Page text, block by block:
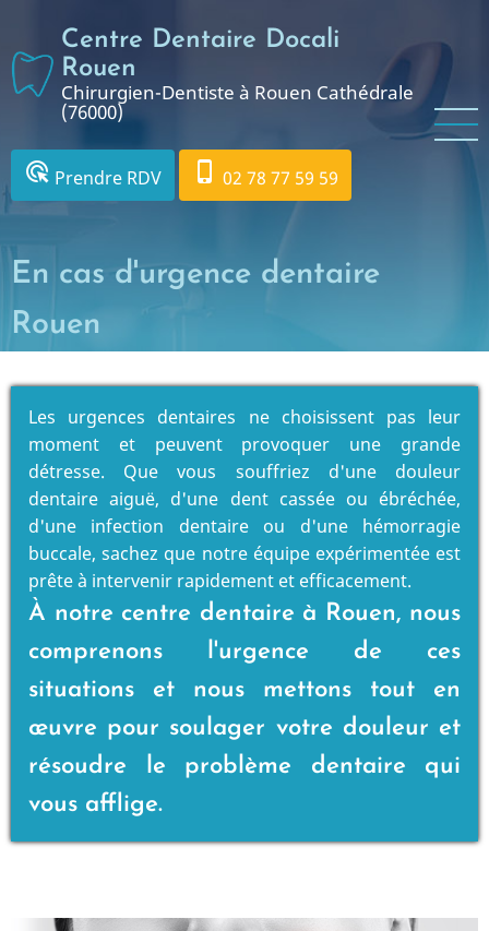
contenu
principal
Centre Dentaire Docali
Rouen
Chirurgien-Dentiste à Rouen Cathédrale
(76000)
ads_click Prendre RDV phone_iphone 02 78 77 59 59
En cas d'urgence dentaire
Rouen
Les urgences dentaires ne choisissent pas leur
moment et peuvent provoquer une grande
détresse. Que vous souffriez d'une douleur
dentaire aiguë, d'une dent cassée ou ébréchée,
d'une infection dentaire ou d'une hémorragie
buccale, sachez que notre équipe expérimentée est
prête à intervenir rapidement et efficacement.
À notre centre dentaire à Rouen, nous
comprenons l'urgence de ces
situations et nous mettons tout en
œuvre pour soulager votre douleur et
résoudre le problème dentaire qui
vous afflige.